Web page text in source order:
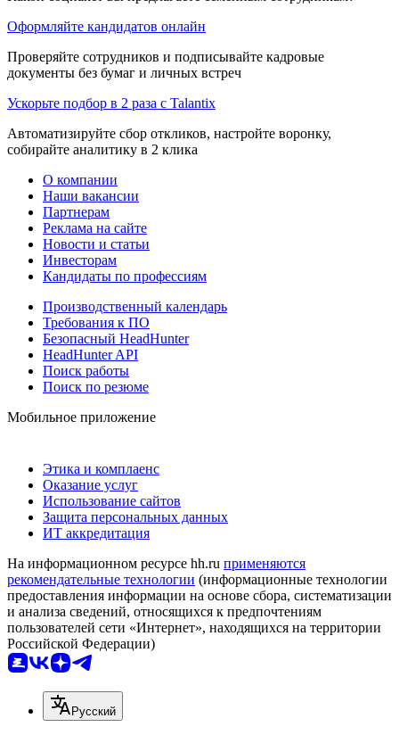
Оформляйте кандидатов онлайн
Проверяйте сотрудников и подписывайте кадровые
документы без бумаг и личных встреч
Ускорьте подбор в 2 раза с Talantix
Автоматизируйте сбор откликов, настройте воронку,
собирайте аналитику в 2 клика
О компании
Наши вакансии
Партнерам
Реклама на сайте
Новости и статьи
Инвесторам
Кандидаты по профессиям
Производственный календарь
Требования к ПО
Безопасный HeadHunter
HeadHunter API
Поиск работы
Поиск по резюме
Мобильное приложение
Этика и комплаенс
Оказание услуг
Использование сайтов
Защита персональных данных
ИТ аккредитация
На информационном ресурсе hh.ru применяются
рекомендательные технологии (информационные технологии
предоставления информации на основе сбора, систематизации
и анализа сведений, относящихся к предпочтениям
пользователей сети «Интернет», находящихся на территории
Российской Федерации)
Русский